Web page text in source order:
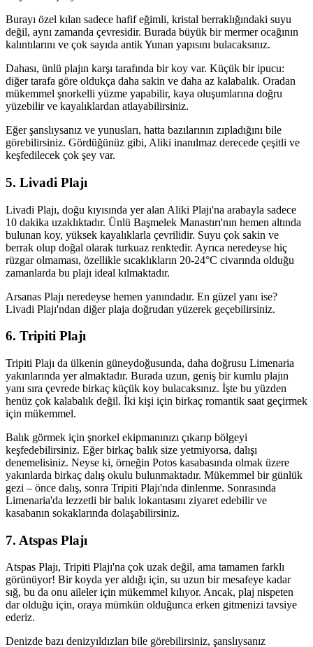
Burayı özel kılan sadece hafif eğimli, kristal berraklığındaki suyu
değil, aynı zamanda çevresidir. Burada büyük bir mermer ocağının
kalıntılarını ve çok sayıda antik Yunan yapısını bulacaksınız.
Dahası, ünlü plajın karşı tarafında bir koy var. Küçük bir ipucu:
diğer tarafa göre oldukça daha sakin ve daha az kalabalık. Oradan
mükemmel şnorkelli yüzme yapabilir, kaya oluşumlarına doğru
yüzebilir ve kayalıklardan atlayabilirsiniz.
Eğer şanslıysanız ve yunusları, hatta bazılarının zıpladığını bile
görebilirsiniz. Gördüğünüz gibi, Aliki inanılmaz derecede çeşitli ve
keşfedilecek çok şey var.
5. Livadi Plajı
Livadi Plajı, doğu kıyısında yer alan Aliki Plajı'na arabayla sadece
10 dakika uzaklıktadır. Ünlü Başmelek Manastırı'nın hemen altında
bulunan koy, yüksek kayalıklarla çevrilidir. Suyu çok sakin ve
berrak olup doğal olarak turkuaz renktedir. Ayrıca neredeyse hiç
rüzgar olmaması, özellikle sıcaklıkların 20-24°C civarında olduğu
zamanlarda bu plajı ideal kılmaktadır.
Arsanas Plajı neredeyse hemen yanındadır. En güzel yanı ise?
Livadi Plajı'ndan diğer plaja doğrudan yüzerek geçebilirsiniz.
6. Tripiti Plajı
Tripiti Plajı da ülkenin güneydoğusunda, daha doğrusu Limenaria
yakınlarında yer almaktadır. Burada uzun, geniş bir kumlu plajın
yanı sıra çevrede birkaç küçük koy bulacaksınız. İşte bu yüzden
henüz çok kalabalık değil. İki kişi için birkaç romantik saat geçirmek
için mükemmel.
Balık görmek için şnorkel ekipmanınızı çıkarıp bölgeyi
keşfedebilirsiniz. Eğer birkaç balık size yetmiyorsa, dalışı
denemelisiniz. Neyse ki, örneğin Potos kasabasında olmak üzere
yakınlarda birkaç dalış okulu bulunmaktadır. Mükemmel bir günlük
gezi – önce dalış, sonra Tripiti Plajı'nda dinlenme. Sonrasında
Limenaria'da lezzetli bir balık lokantasını ziyaret edebilir ve
kasabanın sokaklarında dolaşabilirsiniz.
7. Atspas Plajı
Atspas Plajı, Tripiti Plajı'na çok uzak değil, ama tamamen farklı
görünüyor! Bir koyda yer aldığı için, su uzun bir mesafeye kadar
sığ, bu da onu aileler için mükemmel kılıyor. Ancak, plaj nispeten
dar olduğu için, oraya mümkün olduğunca erken gitmenizi tavsiye
ederiz.
Denizde bazı denizyıldızları bile görebilirsiniz, şanslıysanız